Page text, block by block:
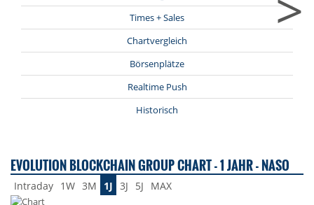
Times + Sales
Chartvergleich
Börsenplätze
Realtime Push
Historisch
EVOLUTION BLOCKCHAIN GROUP CHART - 1 JAHR - NASO
Intraday 1W 3M 1J 3J 5J MAX